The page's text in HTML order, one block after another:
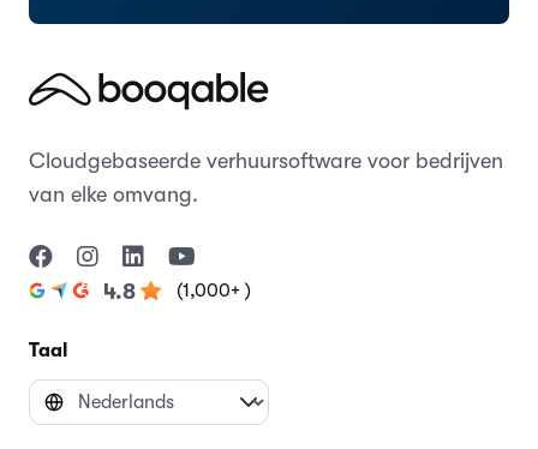
Cloudgebaseerde verhuursoftware voor bedrijven
van elke omvang.
4.8 (1,000+ )
Taal